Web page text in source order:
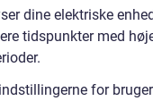
dine elektriske
tidspunkter med
for